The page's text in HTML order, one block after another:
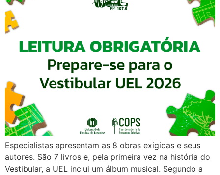
Especialistas apresentam as 8 obras exigidas e seus
autores. São 7 livros e, pela primeira vez na história do
Vestibular, a UEL inclui um álbum musical. Segundo a